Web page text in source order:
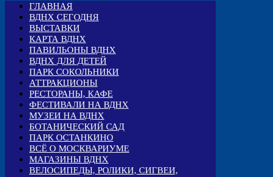
ГЛАВНАЯ
ВДНХ СЕГОДНЯ
ВЫСТАВКИ
КАРТА ВДНХ
ПАВИЛЬОНЫ ВДНХ
ВДНХ ДЛЯ ДЕТЕЙ
ПАРК СОКОЛЬНИКИ
АТТРАКЦИОНЫ
РЕСТОРАНЫ, КАФЕ
ФЕСТИВАЛИ НА ВДНХ
МУЗЕИ НА ВДНХ
БОТАНИЧЕСКИЙ САД
ПАРК ОСТАНКИНО
ВСЁ О МОСКВАРИУМЕ
МАГАЗИНЫ ВДНХ
ВЕЛОСИПЕДЫ, РОЛИКИ, СИГВЕИ,